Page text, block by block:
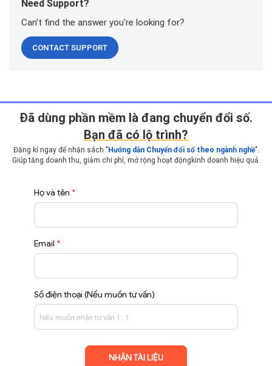
Need Support?
Can't find the answer you're looking for?
CONTACT SUPPORT
Ðã dùng phần mềm là đang chuyển đổi số.
Bạn đã có lộ trình?
Đăng kí ngay để nhận sách " Hướng dẫn Chuyển đổi số theo ngành nghề".
Giúp tăng doanh thu, giảm chi phí, mở rộng hoạt động kinh doanh hiệu quả.
Họ và tên *
Email *
Số điện thoại (Nếu muốn tư vấn)